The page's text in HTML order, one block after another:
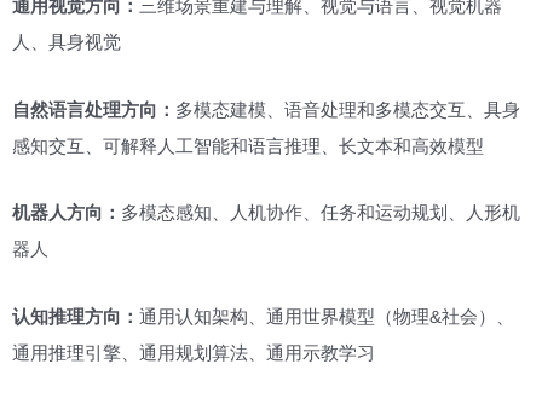
通用视觉方向： 三维场景重建与理解、视觉与语言、视觉机器
人、具身视觉
自然语言处理方向： 多模态建模、语音处理和多模态交互、具身
感知交互、可解释人工智能和语言推理、长文本和高效模型
机器人方向： 多模态感知、人机协作、任务和运动规划、人形机
器人
认知推理方向： 通用认知架构、通用世界模型（物理&社会）、
通用推理引擎、通用规划算法、通用示教学习